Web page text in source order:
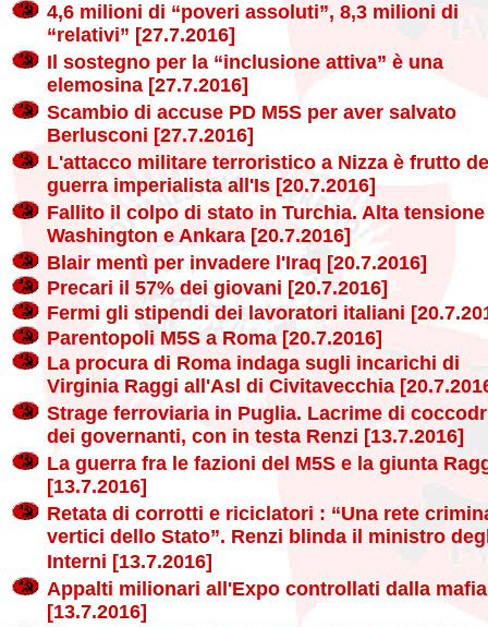
4,6 milioni di “poveri assoluti”, 8,3 milioni di
“relativi” [27.7.2016]
Il sostegno per la “inclusione attiva” è una
elemosina [27.7.2016]
Scambio di accuse PD M5S per aver salvato
Berlusconi [27.7.2016]
L'attacco militare terroristico a Nizza è frutto
guerra imperialista all'Is [20.7.2016]
Fallito il colpo di stato in Turchia. Alta
Washington e Ankara [20.7.2016]
Blair mentì per invadere l'Iraq [20.7.2016]
Precari il 57% dei giovani [20.7.2016]
Fermi gli stipendi dei lavoratori italiani
Parentopoli M5S a Roma [20.7.2016]
La procura di Roma indaga sugli incarichi di
Virginia Raggi all'Asl di Civitavecchia
Strage ferroviaria in Puglia. Lacrime di
dei governanti, con in testa Renzi [13.7.2016]
La guerra fra le fazioni del M5S e la giunta
[13.7.2016]
Retata di corrotti e riciclatori : “Una rete
vertici dello Stato”. Renzi blinda il ministro
Interni [13.7.2016]
Appalti milionari all'Expo controllati dalla mafia
[13.7.2016]